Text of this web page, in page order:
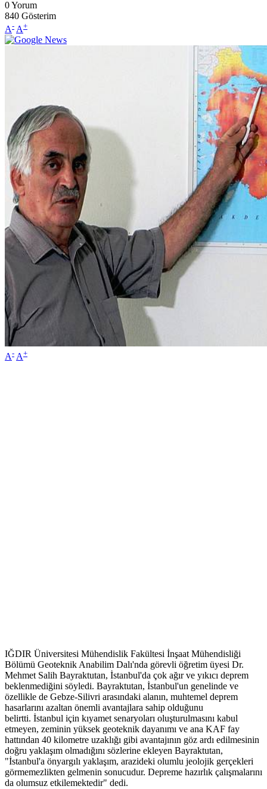
0Yorum
840 Gösterim
A- A+
A- A+
IĞDIR Üniversitesi Mühendislik Fakültesi İnşaat Mühendisliği
Bölümü Geoteknik Anabilim Dalı'nda görevli öğretim üyesi Dr.
Mehmet Salih Bayraktutan, İstanbul'da çok ağır ve yıkıcı deprem
beklenmediğini söyledi. Bayraktutan, İstanbul'un genelinde ve
özellikle de Gebze-Silivri arasındaki alanın, muhtemel deprem
hasarlarını azaltan önemli avantajlara sahip olduğunu
belirtti. İstanbul için kıyamet senaryoları oluşturulmasını kabul
etmeyen, zeminin yüksek geoteknik dayanımı ve ana KAF fay
hattından 40 kilometre uzaklığı gibi avantajının göz ardı edilmesinin
doğru yaklaşım olmadığını sözlerine ekleyen Bayraktutan,
"İstanbul'a önyargılı yaklaşım, arazideki olumlu jeolojik gerçekleri
görmemezlikten gelmenin sonucudur. Depreme hazırlık çalışmalarını
da olumsuz etkilemektedir" dedi.